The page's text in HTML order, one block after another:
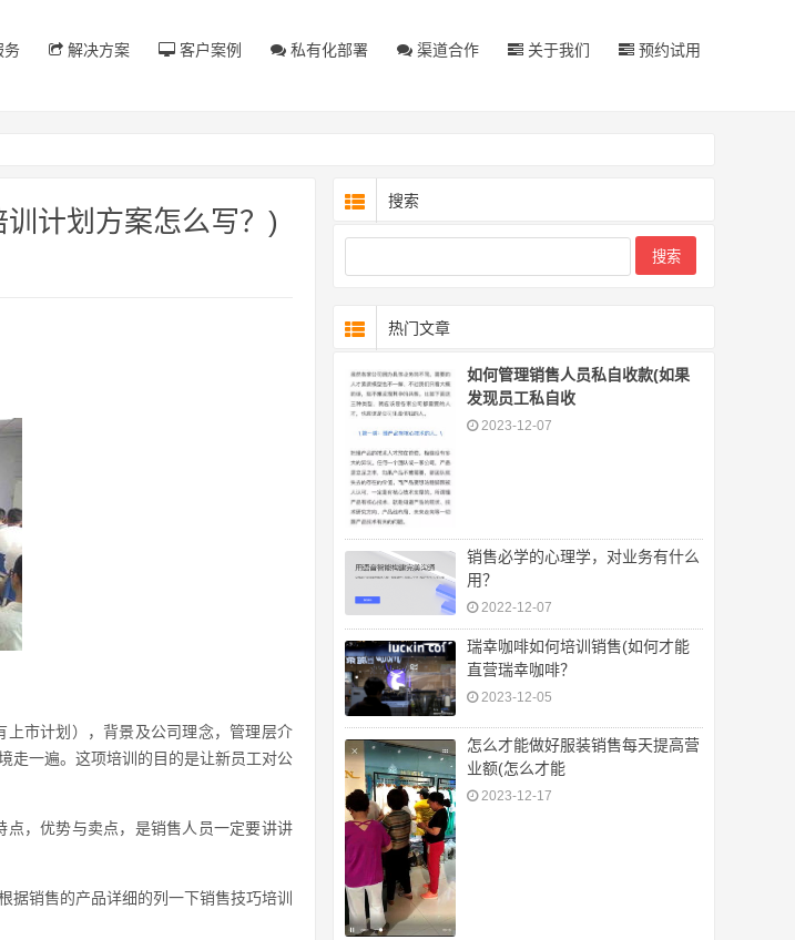
务 解决方案 客户案例 私有化部署 渠道合作 关于我们 预约试用
计划方案怎么写？)
市计划），背景及公司理念，管理层介
走一遍。这项培训的目的是让新员工对公
，优势与卖点，是销售人员一定要讲讲
据销售的产品详细的列一下销售技巧培训
搜索
热门文章
如何管理销售人员私自收款(如果
发现员工私自收
2023-12-07
销售必学的心理学，对业务有什么
用？
2022-12-07
瑞幸咖啡如何培训销售(如何才能
直营瑞幸咖啡？
2023-12-05
怎么才能做好服装销售每天提高营
业额(怎么才能
2023-12-17